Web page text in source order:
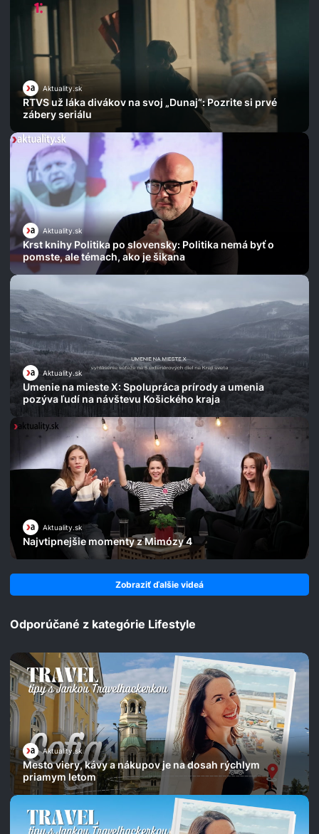
Aktuality.sk
RTVS už láka divákov na svoj „Dunaj“: Pozrite si prvé
zábery seriálu
Aktuality.sk
Krst knihy Politika po slovensky: Politika nemá byť o
pomste, ale témach, ako je šikana
Aktuality.sk
Umenie na mieste X: Spolupráca prírody a umenia
pozýva ľudí na návštevu Košického kraja
Aktuality.sk
Najvtipnejšie momenty z Mimózy 4
Zobraziť ďalšie videá
Odporúčané z kategórie Lifestyle
Aktuality.sk
Mesto viery, kávy a nákupov je na dosah rýchlym
priamym letom